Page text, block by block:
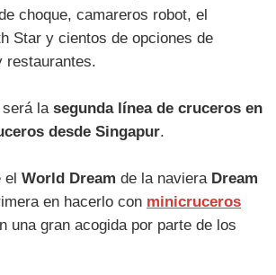
choque, camareros robot, el
Star y cientos de opciones de
restaurantes.
será la segunda línea de cruceros en
desde Singapur.
el World Dream de la naviera Dream
en hacerlo con minicruceros
una gran acogida por parte de los